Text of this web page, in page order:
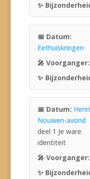
Eethuiskringen
Henri
Nouwen-avond
deel 1 Je ware
identiteit